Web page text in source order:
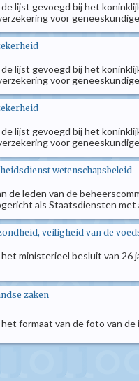
lijst gevoegd bij het
voor
lijst gevoegd bij het
voor
lijst gevoegd bij het
voor
wetenschapsbeleid
de leden van de
als Staatsdiensten met
veiligheid van de
ministerieel besluit van 26
zaken
formaat van de foto van